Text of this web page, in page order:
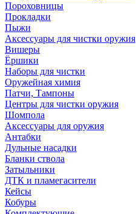
Пороховницы
Прокладки
Пыжи
Аксессуары для чистки оружия
Вишеры
Ёршики
Наборы для чистки
Оружейная химия
Патчи, Тампоны
Центры для чистки оружия
Шомпола
Аксессуары для оружия
Антабки
Дульные насадки
Бланки ствола
Затыльники
ДТК и пламегасители
Кейсы
Кобуры